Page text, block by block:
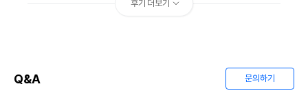
후기 더보기
Q&A 문의하기